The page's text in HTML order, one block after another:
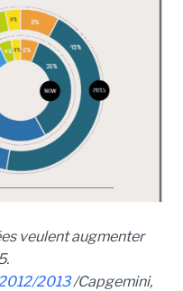
veulent augmenter
2013/Capgemini,